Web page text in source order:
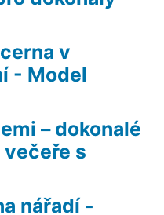
v
- Model
– dokonalé
s
nářadí -